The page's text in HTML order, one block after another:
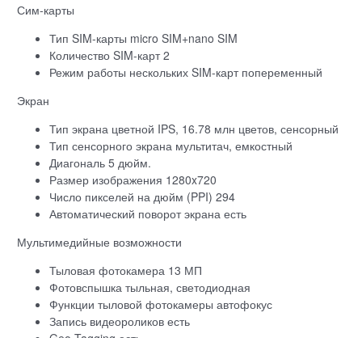
Сим-карты
Тип SIM-карты micro SIM+nano SIM
Количество SIM-карт 2
Режим работы нескольких SIM-карт попеременный
Экран
Тип экрана цветной IPS, 16.78 млн цветов, сенсорный
Тип сенсорного экрана мультитач, емкостный
Диагональ 5 дюйм.
Размер изображения 1280x720
Число пикселей на дюйм (PPI) 294
Автоматический поворот экрана есть
Мультимедийные возможности
Тыловая фотокамера 13 МП
Фотовспышка тыльная, светодиодная
Функции тыловой фотокамеры автофокус
Запись видеороликов есть